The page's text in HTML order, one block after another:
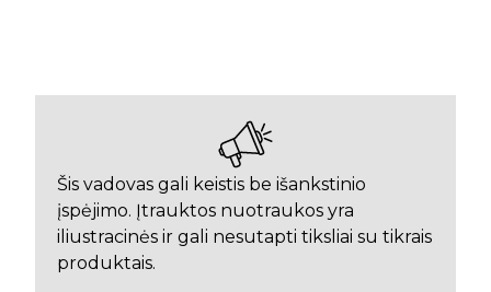
Šis vadovas gali keistis be išankstinio
įspėjimo. Įtrauktos nuotraukos yra
iliustracinės ir gali nesutapti tiksliai su tikrais
produktais.